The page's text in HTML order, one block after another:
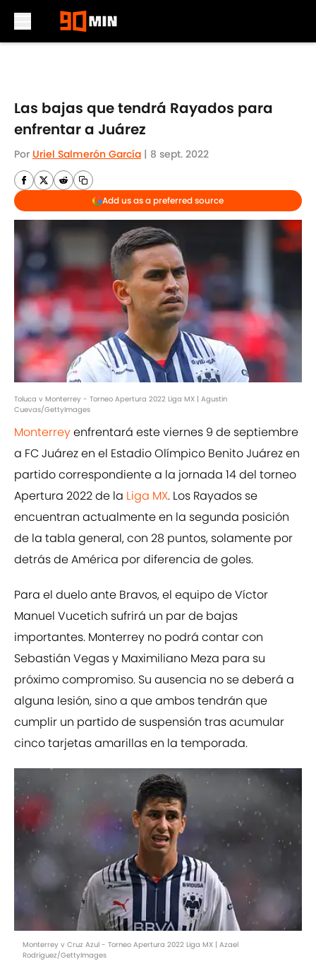
Las bajas que tendrá Rayados para
enfrentar a Juárez
Por Uriel Salmerón García | 8 sept. 2022
Add us as a preferred source
Toluca v Monterrey - Torneo Apertura 2022 Liga MX | Agustin
Cuevas/GettyImages
Monterreyenfrentará este viernes 9 de septiembre
a FC Juárez en el Estadio Olímpico Benito Juárez en
partido correspondiente a la jornada 14 del torneo
Apertura 2022 de la Liga MX. Los Rayados se
encuentran actualmente en la segunda posición
de la tabla general, con 28 puntos, solamente por
detrás de América por diferencia de goles.
Para el duelo ante Bravos, el equipo de Víctor
Manuel Vucetich sufrirá un par de bajas
importantes. Monterrey no podrá contar con
Sebastián Vegas y Maximiliano Meza para su
próximo compromiso. Su ausencia no se deberá a
alguna lesión, sino a que ambos tendrán que
cumplir un partido de suspensión tras acumular
cinco tarjetas amarillas en la temporada.
Monterrey v Cruz Azul - Torneo Apertura 2022 Liga MX | Azael
Rodriguez/GettyImages